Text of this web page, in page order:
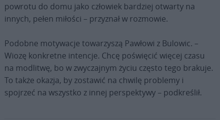
powrotu do domu jako człowiek bardziej otwarty na
innych, pełen miłości – przyznał w rozmowie.
Podobne motywacje towarzyszą Pawłowi z Bulowic. –
Wiozę konkretne intencje. Chcę poświęcić więcej czasu
na modlitwę, bo w zwyczajnym życiu często tego brakuje.
To także okazja, by zostawić na chwilę problemy i
spojrzeć na wszystko z innej perspektywy – podkreślił.